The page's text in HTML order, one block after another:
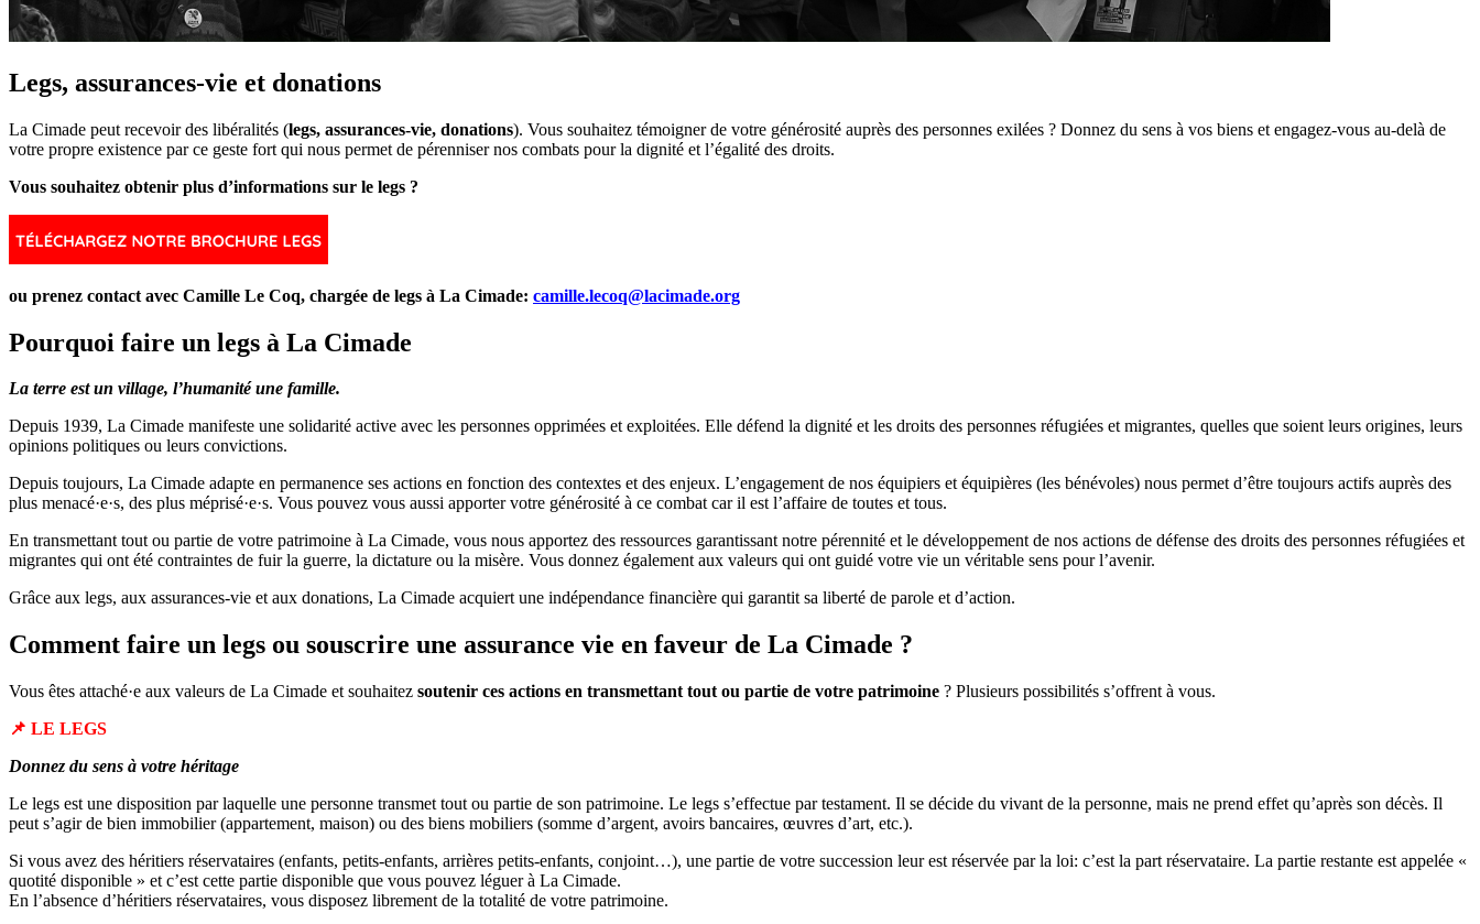
Legs, assurances-vie et donations
La Cimade peut recevoir des libéralités (legs, assurances-vie, donations). Vous souhaitez témoigner de votre générosité auprès des personnes exilées ? Donnez du sens à vos biens et engagez-vous au-delà de
votre propre existence par ce geste fort qui nous permet de pérenniser nos combats pour la dignité et l’égalité des droits.
Vous souhaitez obtenir plus d’informations sur le legs ?
ou prenez contact avec Camille Le Coq, chargée de legs à La Cimade: camille.lecoq@lacimade.org
Pourquoi faire un legs à La Cimade
La terre est un village, l’humanité une famille.
Depuis 1939, La Cimade manifeste une solidarité active avec les personnes opprimées et exploitées. Elle défend la dignité et les droits des personnes réfugiées et migrantes, quelles que soient leurs origines, leurs
opinions politiques ou leurs convictions.
Depuis toujours, La Cimade adapte en permanence ses actions en fonction des contextes et des enjeux. L’engagement de nos équipiers et équipières (les bénévoles) nous permet d’être toujours actifs auprès des
plus menacé·e·s, des plus méprisé·e·s. Vous pouvez vous aussi apporter votre générosité à ce combat car il est l’affaire de toutes et tous.
En transmettant tout ou partie de votre patrimoine à La Cimade, vous nous apportez des ressources garantissant notre pérennité et le développement de nos actions de défense des droits des personnes réfugiées et
migrantes qui ont été contraintes de fuir la guerre, la dictature ou la misère. Vous donnez également aux valeurs qui ont guidé votre vie un véritable sens pour l’avenir.
Grâce aux legs, aux assurances-vie et aux donations, La Cimade acquiert une indépendance financière qui garantit sa liberté de parole et d’action.
Comment faire un legs ou souscrire une assurance vie en faveur de La Cimade ?
Vous êtes attaché·e aux valeurs de La Cimade et souhaitez soutenir ces actions en transmettant tout ou partie de votre patrimoine ? Plusieurs possibilités s’offrent à vous.
📌 LE LEGS
Donnez du sens à votre héritage
Le legs est une disposition par laquelle une personne transmet tout ou partie de son patrimoine. Le legs s’effectue par testament. Il se décide du vivant de la personne, mais ne prend effet qu’après son décès. Il
peut s’agir de bien immobilier (appartement, maison) ou des biens mobiliers (somme d’argent, avoirs bancaires, œuvres d’art, etc.).
Si vous avez des héritiers réservataires (enfants, petits-enfants, arrières petits-enfants, conjoint…), une partie de votre succession leur est réservée par la loi: c’est la part réservataire. La partie restante est appelée «
quotité disponible » et c’est cette partie disponible que vous pouvez léguer à La Cimade.
En l’absence d’héritiers réservataires, vous disposez librement de la totalité de votre patrimoine.